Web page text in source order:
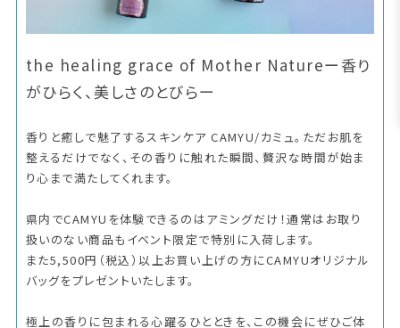
the healing grace of Mother Natureー香り
がひらく、美しさのとびらー
香りと癒しで魅了するスキンケア CAMYU/カミュ。ただお肌を
整えるだけでなく、その香りに触れた瞬間、贅沢な時間が始ま
り心まで満たしてくれます。
県内でCAMYUを体験できるのはアミングだけ！通常はお取り
扱いのない商品もイベント限定で特別に入荷します。
また5,500円（税込）以上お買い上げの方にCAMYUオリジナル
バッグをプレゼントいたします。
極上の香りに包まれる心躍るひとときを、この機会にぜひご体